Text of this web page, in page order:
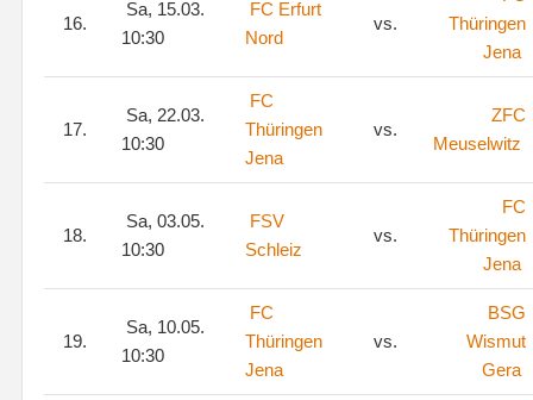
16.
Sa, 15.03.
10:30
FC Erfurt
Nord
vs.
Thüringen
Jena
17.
Sa, 22.03.
10:30
FC
Thüringen
Jena
vs.
ZFC
Meuselwitz
18.
Sa, 03.05.
10:30
FSV
Schleiz
vs.
FC
Thüringen
Jena
19.
Sa, 10.05.
10:30
FC
Thüringen
Jena
vs.
BSG
Wismut
Gera